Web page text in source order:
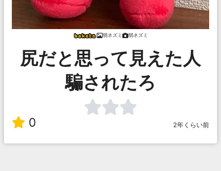
弱ネズミ 弱ネズミ
尻だと思って見えた人
騙されたろ
0 2年くらい前